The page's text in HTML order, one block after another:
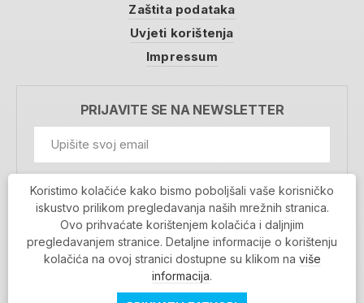
Zaštita podataka
Uvjeti korištenja
Impressum
PRIJAVITE SE NA NEWSLETTER
Prihvaćam da se moji podaci spremaju u bazu
podataka i koriste u svrhu slanja MojaRijeka
newslettera
MOJARIJEKA NEWSLETTER
PRIJAVI SE
Koristimo kolačiće kako bismo poboljšali vaše korisničko
iskustvo prilikom pregledavanja naših mrežnih stranica.
Ovo prihvaćate korištenjem kolačića i daljnjim
pregledavanjem stranice. Detaljne informacije o korištenju
kolačića na ovoj stranici dostupne su klikom na više
informacija.